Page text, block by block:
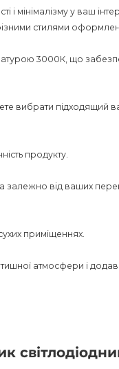
і мінімалізму у ваш
стилями
3000К, що
вибрати підходящий
продукту.
залежно від ваших
приміщеннях.
атмосфери і
вашому інтер'єру
надає світильнику